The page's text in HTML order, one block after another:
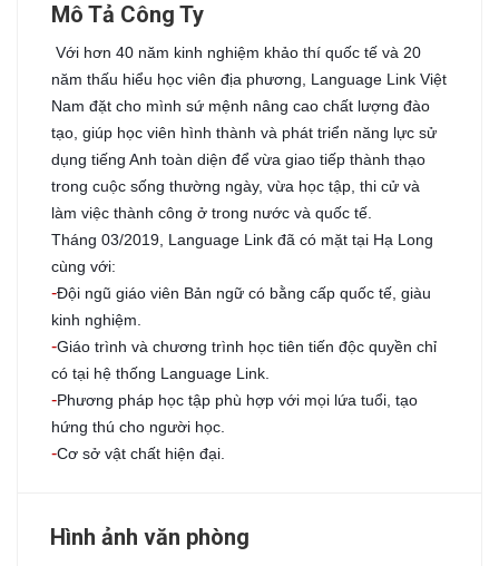
Mô Tả Công Ty
Với hơn 40 năm kinh nghiệm khảo thí quốc tế và 20
năm thấu hiểu học viên địa phương, Language Link Việt
Nam đặt cho mình sứ mệnh nâng cao chất lượng đào
tạo, giúp học viên hình thành và phát triển năng lực sử
dụng tiếng Anh toàn diện để vừa giao tiếp thành thạo
trong cuộc sống thường ngày, vừa học tập, thi cử và
làm việc thành công ở trong nước và quốc tế.
Tháng 03/2019, Language Link đã có mặt tại Hạ Long
cùng với:
-Đội ngũ giáo viên Bản ngữ có bằng cấp quốc tế, giàu
kinh nghiệm.
-Giáo trình và chương trình học tiên tiến độc quyền chỉ
có tại hệ thống Language Link.
-Phương pháp học tập phù hợp với mọi lứa tuổi, tạo
hứng thú cho người học.
-Cơ sở vật chất hiện đại.
Hình ảnh văn phòng